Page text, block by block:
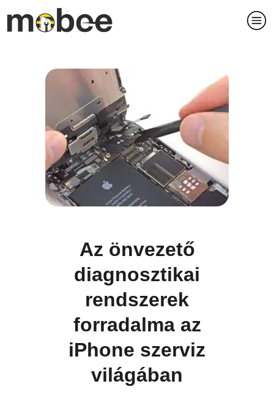
Az önvezető
diagnosztikai
rendszerek
forradalma az
iPhone szerviz
világában